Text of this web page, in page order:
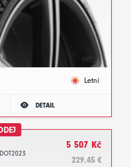
Letní
DETAIL
5 507 Kč
229.45 €